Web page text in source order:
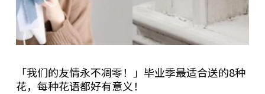
「我们的友情永不凋零！」毕业季最适合送的8种
花，每种花语都好有意义！